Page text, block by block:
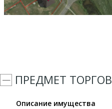
ПРЕДМЕТ ТОРГОВ
Описание имущества